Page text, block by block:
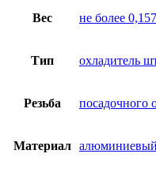
Вес не более
Тип охладитель
Резьба
Материал